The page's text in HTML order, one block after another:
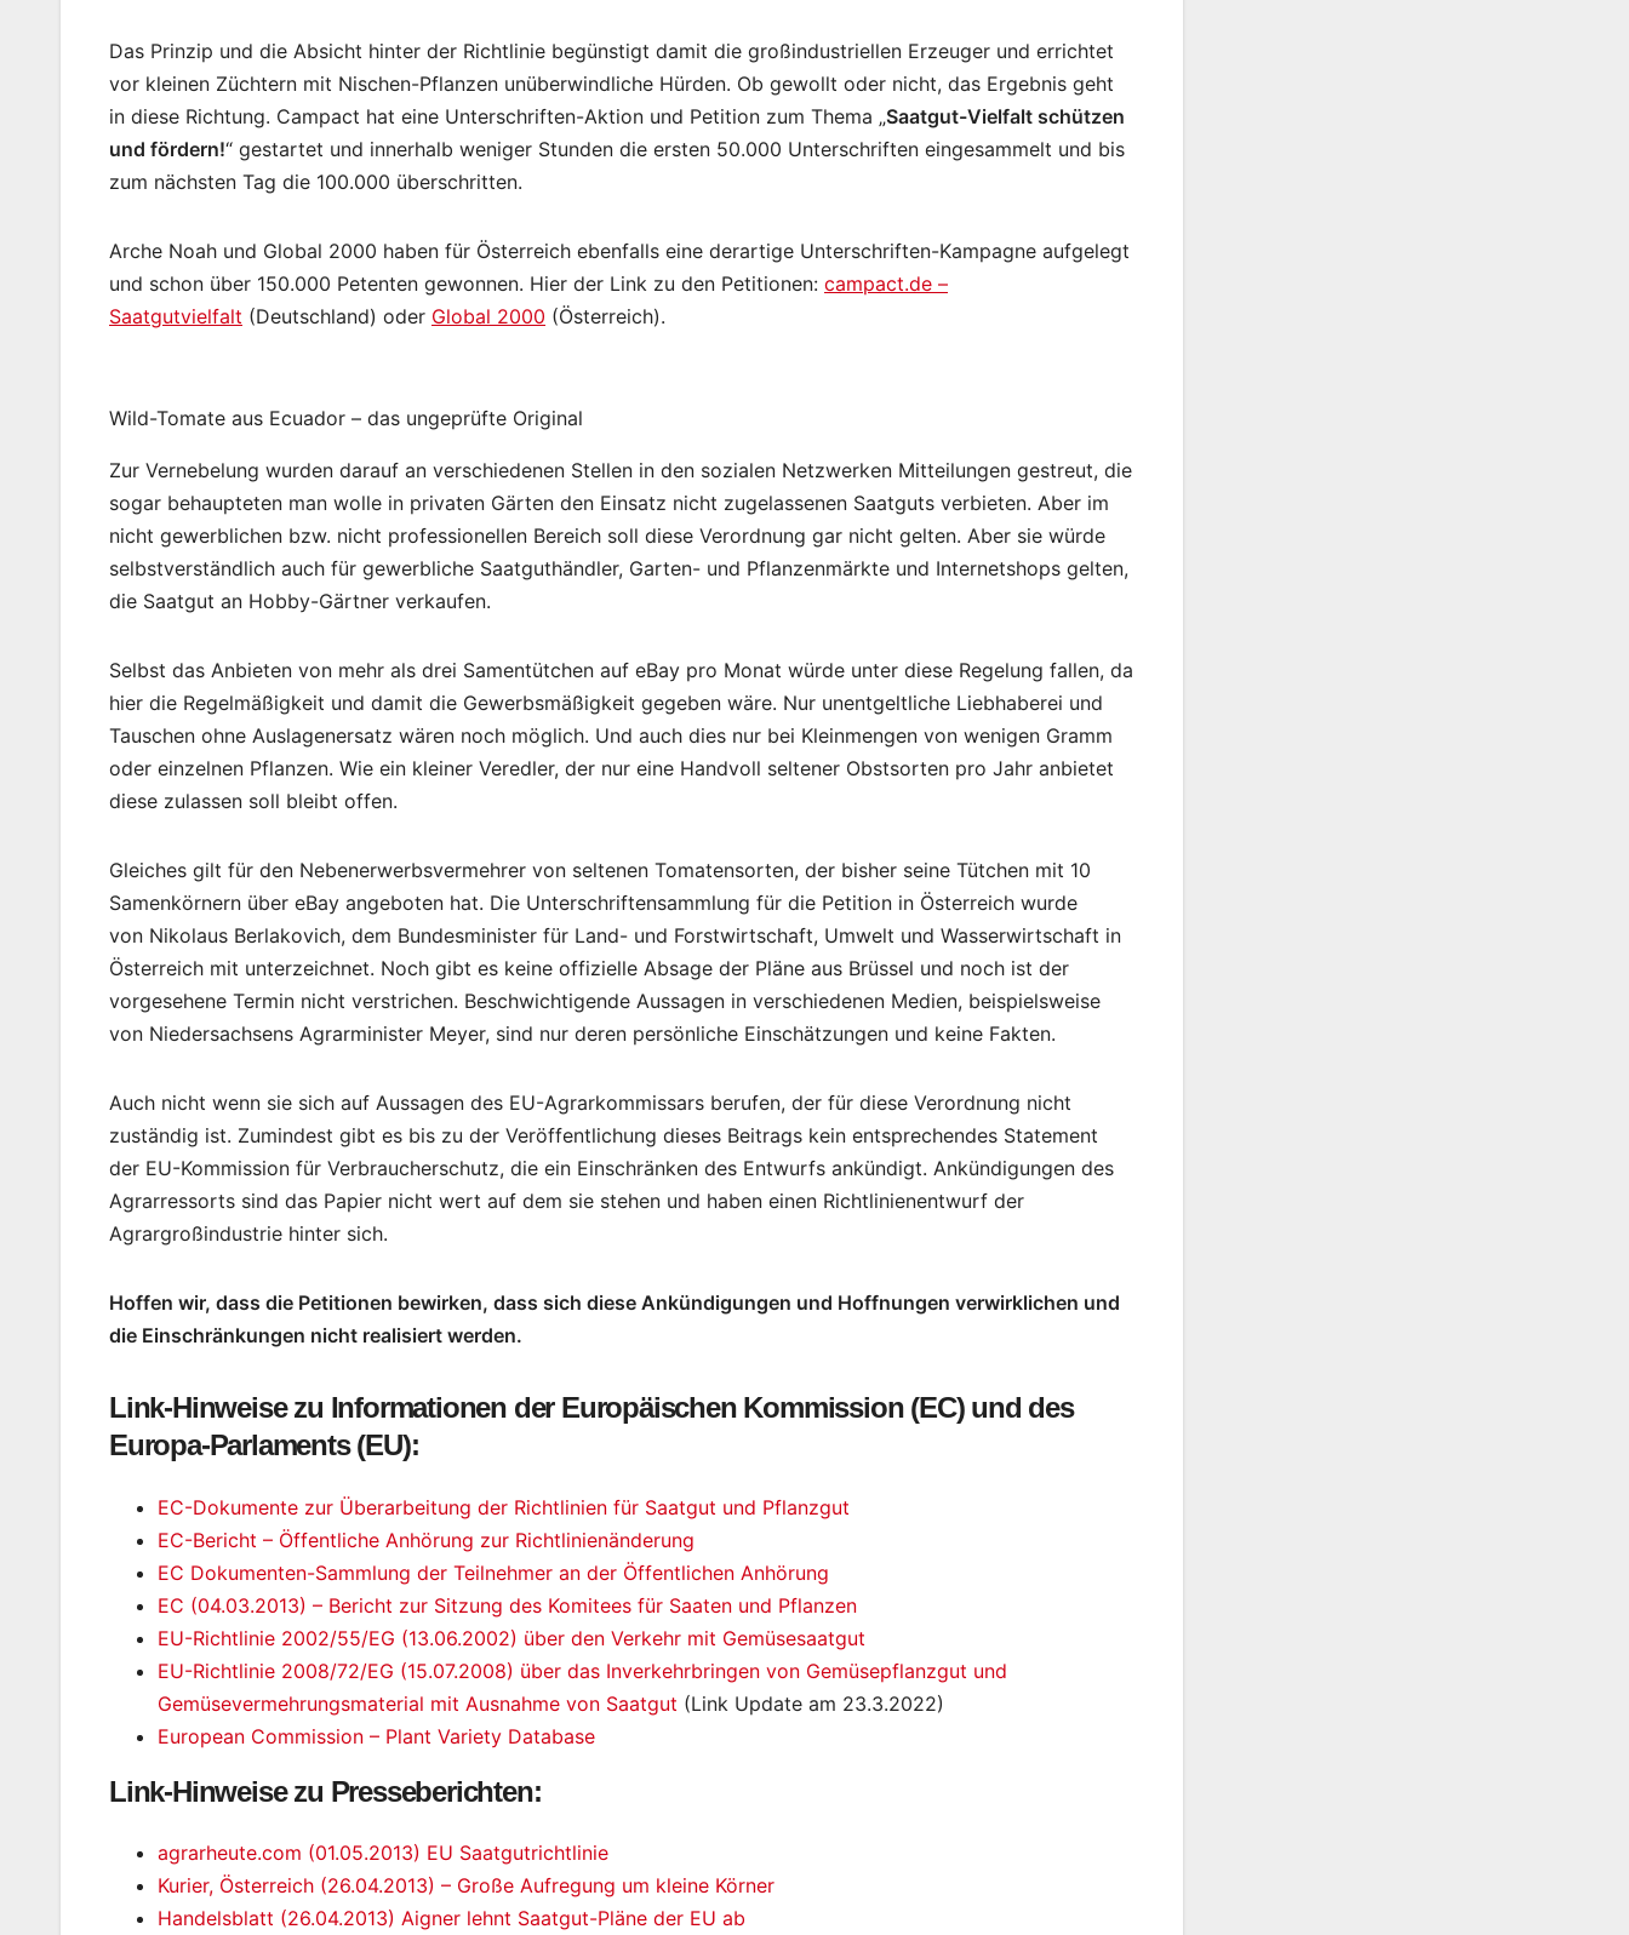
Das Prinzip und die Absicht hinter der Richtlinie begünstigt damit die großindustriellen Erzeuger und errichtet
vor kleinen Züchtern mit Nischen-Pflanzen unüberwindliche Hürden. Ob gewollt oder nicht, das Ergebnis geht
in diese Richtung. Campact hat eine Unterschriften-Aktion und Petition zum Thema „Saatgut-Vielfalt schützen
und fördern!“ gestartet und innerhalb weniger Stunden die ersten 50.000 Unterschriften eingesammelt und bis
zum nächsten Tag die 100.000 überschritten.
Arche Noah und Global 2000 haben für Österreich ebenfalls eine derartige Unterschriften-Kampagne aufgelegt
und schon über 150.000 Petenten gewonnen. Hier der Link zu den Petitionen: campact.de –
Saatgutvielfalt (Deutschland) oder Global 2000 (Österreich).
Wild-Tomate aus Ecuador – das ungeprüfte Original
Zur Vernebelung wurden darauf an verschiedenen Stellen in den sozialen Netzwerken Mitteilungen gestreut, die
sogar behaupteten man wolle in privaten Gärten den Einsatz nicht zugelassenen Saatguts verbieten. Aber im
nicht gewerblichen bzw. nicht professionellen Bereich soll diese Verordnung gar nicht gelten. Aber sie würde
selbstverständlich auch für gewerbliche Saatguthändler, Garten- und Pflanzenmärkte und Internetshops gelten,
die Saatgut an Hobby-Gärtner verkaufen.
Selbst das Anbieten von mehr als drei Samentütchen auf eBay pro Monat würde unter diese Regelung fallen, da
hier die Regelmäßigkeit und damit die Gewerbsmäßigkeit gegeben wäre. Nur unentgeltliche Liebhaberei und
Tauschen ohne Auslagenersatz wären noch möglich. Und auch dies nur bei Kleinmengen von wenigen Gramm
oder einzelnen Pflanzen. Wie ein kleiner Veredler, der nur eine Handvoll seltener Obstsorten pro Jahr anbietet
diese zulassen soll bleibt offen.
Gleiches gilt für den Nebenerwerbsvermehrer von seltenen Tomatensorten, der bisher seine Tütchen mit 10
Samenkörnern über eBay angeboten hat. Die Unterschriftensammlung für die Petition in Österreich wurde
von Nikolaus Berlakovich, dem Bundesminister für Land- und Forstwirtschaft, Umwelt und Wasserwirtschaft in
Österreich mit unterzeichnet. Noch gibt es keine offizielle Absage der Pläne aus Brüssel und noch ist der
vorgesehene Termin nicht verstrichen. Beschwichtigende Aussagen in verschiedenen Medien, beispielsweise
von Niedersachsens Agrarminister Meyer, sind nur deren persönliche Einschätzungen und keine Fakten.
Auch nicht wenn sie sich auf Aussagen des EU-Agrarkommissars berufen, der für diese Verordnung nicht
zuständig ist. Zumindest gibt es bis zu der Veröffentlichung dieses Beitrags kein entsprechendes Statement
der EU-Kommission für Verbraucherschutz, die ein Einschränken des Entwurfs ankündigt. Ankündigungen des
Agrarressorts sind das Papier nicht wert auf dem sie stehen und haben einen Richtlinienentwurf der
Agrargroßindustrie hinter sich.
Hoffen wir, dass die Petitionen bewirken, dass sich diese Ankündigungen und Hoffnungen verwirklichen und
die Einschränkungen nicht realisiert werden.
Link-Hinweise zu Informationen der Europäischen Kommission (EC) und des
Europa-Parlaments (EU):
EC-Dokumente zur Überarbeitung der Richtlinien für Saatgut und Pflanzgut
EC-Bericht – Öffentliche Anhörung zur Richtlinienänderung
EC Dokumenten-Sammlung der Teilnehmer an der Öffentlichen Anhörung
EC (04.03.2013) – Bericht zur Sitzung des Komitees für Saaten und Pflanzen
EU-Richtlinie 2002/55/EG (13.06.2002) über den Verkehr mit Gemüsesaatgut
EU-Richtlinie 2008/72/EG (15.07.2008) über das Inverkehrbringen von Gemüsepflanzgut und
Gemüsevermehrungsmaterial mit Ausnahme von Saatgut (Link Update am 23.3.2022)
European Commission – Plant Variety Database
Link-Hinweise zu Presseberichten:
agrarheute.com (01.05.2013) EU Saatgutrichtlinie
Kurier, Österreich (26.04.2013) – Große Aufregung um kleine Körner
Handelsblatt (26.04.2013) Aigner lehnt Saatgut-Pläne der EU ab